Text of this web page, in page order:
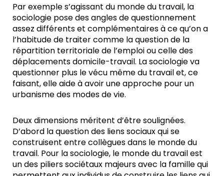
Par exemple s’agissant du monde du travail, la
sociologie pose des angles de questionnement
assez différents et complémentaires à ce qu’on a
l’habitude de traiter comme la question de la
répartition territoriale de l’emploi ou celle des
déplacements domicile-travail. La sociologie va
questionner plus le vécu même du travail et, ce
faisant, elle aide à avoir une approche pour un
urbanisme des modes de vie.
Deux dimensions méritent d’être soulignées.
D’abord la question des liens sociaux qui se
construisent entre collègues dans le monde du
travail. Pour la sociologie, le monde du travail est
un des piliers sociétaux majeurs avec la famille qui